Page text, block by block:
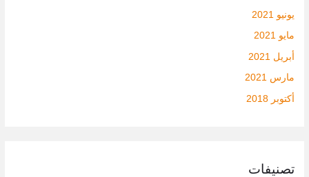
يونيو 2021
مايو 2021
أبريل 2021
مارس 2021
أكتوبر 2018
تصنيفات